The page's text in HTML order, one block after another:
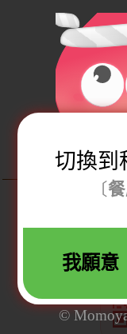
台北市中正區寧
切換到
〔
我願意
©